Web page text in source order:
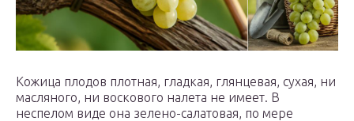
Кожица плодов плотная, гладкая, глянцевая, сухая, ни
масляного, ни воскового налета не имеет. В
неспелом виде она зелено-салатовая, по мере